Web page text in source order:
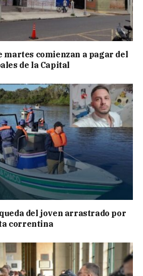
martes comienzan a pagar del
de la Capital
del joven arrastrado por
correntina